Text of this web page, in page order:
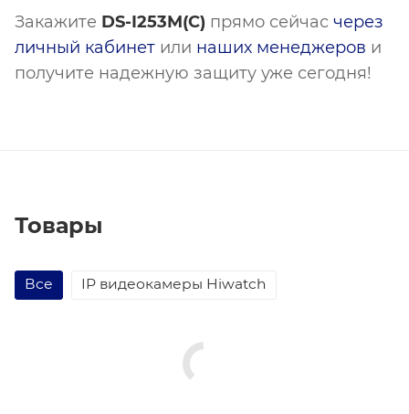
Закажите DS-I253M(C) прямо сейчас через
личный кабинет или наших менеджеров и
получите надежную защиту уже сегодня!
Товары
Все IP видеокамеры Hiwatch